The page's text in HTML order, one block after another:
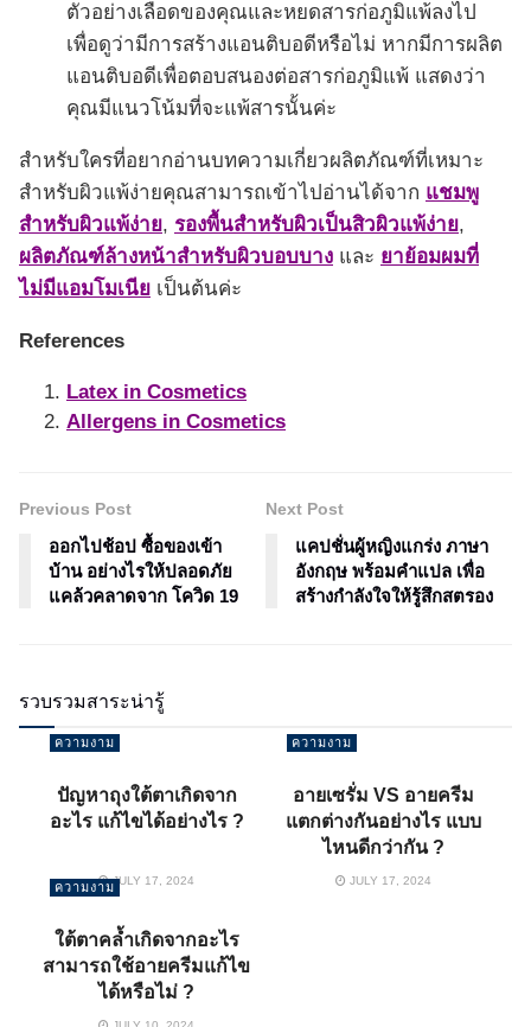
ตัวอย่างเลือดของคุณและหยดสารก่อภูมิแพ้ลงไป
เพื่อดูว่ามีการสร้างแอนติบอดีหรือไม่ หากมีการผลิต
แอนติบอดีเพื่อตอบสนองต่อสารก่อภูมิแพ้ แสดงว่า
คุณมีแนวโน้มที่จะแพ้สารนั้นค่ะ
สำหรับใครที่อยากอ่านบทความเกี่ยวผลิตภัณฑ์ที่เหมาะ
สำหรับผิวแพ้ง่ายคุณสามารถเข้าไปอ่านได้จาก แชมพู
สำหรับผิวแพ้ง่าย, รองพื้นสำหรับผิวเป็นสิวผิวแพ้ง่าย,
ผลิตภัณฑ์ล้างหน้าสำหรับผิวบอบบาง และ ยาย้อมผมที่
ไม่มีแอมโมเนีย เป็นต้นค่ะ
References
Latex in Cosmetics
Allergens in Cosmetics
Previous Post
ออกไปช้อป ซื้อของเข้า
บ้าน อย่างไรให้ปลอดภัย
แคล้วคลาดจาก โควิด 19
Next Post
แคปชั่นผู้หญิงแกร่ง ภาษา
อังกฤษ พร้อมคำแปล เพื่อ
สร้างกำลังใจให้รู้สึกสตรอง
รวบรวมสาระน่ารู้
ความงาม
ปัญหาถุงใต้ตาเกิดจาก
อะไร แก้ไขได้อย่างไร ?
JULY 17, 2024
ความงาม
อายเซรั่ม VS อายครีม
แตกต่างกันอย่างไร แบบ
ไหนดีกว่ากัน ?
JULY 17, 2024
ความงาม
ใต้ตาคล้ำเกิดจากอะไร
สามารถใช้อายครีมแก้ไข
ได้หรือไม่ ?